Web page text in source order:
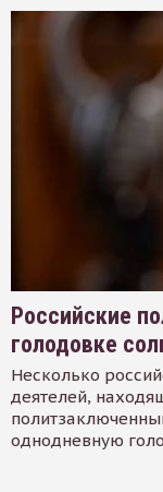
Российские
голодовке
Несколько
деятелей,
однодневную